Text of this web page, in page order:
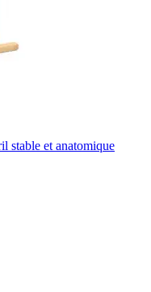
stable et anatomique